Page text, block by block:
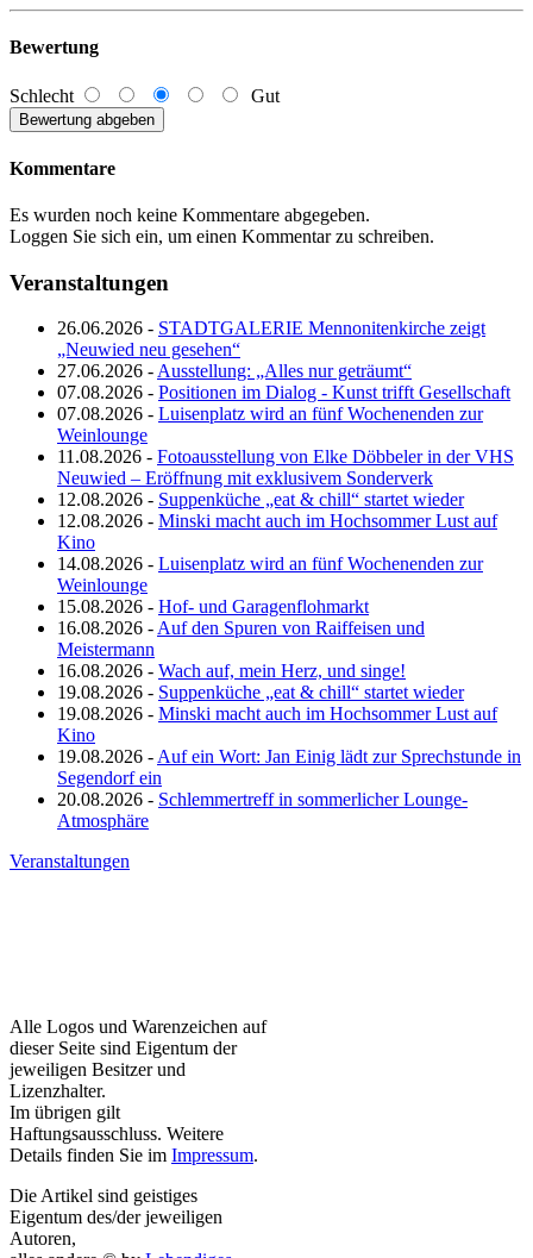
Bewertung
Schlecht Gut
Kommentare
Es wurden noch keine Kommentare abgegeben.
Loggen Sie sich ein, um einen Kommentar zu schreiben.
Veranstaltungen
26.06.2026 - STADTGALERIE Mennonitenkirche zeigt
„Neuwied neu gesehen“
27.06.2026 - Ausstellung: „Alles nur geträumt“
07.08.2026 - Positionen im Dialog - Kunst trifft Gesellschaft
07.08.2026 - Luisenplatz wird an fünf Wochenenden zur
Weinlounge
11.08.2026 - Fotoausstellung von Elke Döbbeler in der VHS
Neuwied – Eröffnung mit exklusivem Sonderverk
12.08.2026 - Suppenküche „eat & chill“ startet wieder
12.08.2026 - Minski macht auch im Hochsommer Lust auf
Kino
14.08.2026 - Luisenplatz wird an fünf Wochenenden zur
Weinlounge
15.08.2026 - Hof- und Garagenflohmarkt
16.08.2026 - Auf den Spuren von Raiffeisen und
Meistermann
16.08.2026 - Wach auf, mein Herz, und singe!
19.08.2026 - Suppenküche „eat & chill“ startet wieder
19.08.2026 - Minski macht auch im Hochsommer Lust auf
Kino
19.08.2026 - Auf ein Wort: Jan Einig lädt zur Sprechstunde in
Segendorf ein
20.08.2026 - Schlemmertreff in sommerlicher Lounge-
Atmosphäre
Veranstaltungen
Alle Logos und Warenzeichen auf
dieser Seite sind Eigentum der
jeweiligen Besitzer und
Lizenzhalter.
Im übrigen gilt
Haftungsausschluss. Weitere
Details finden Sie im Impressum.
Die Artikel sind geistiges
Eigentum des/der jeweiligen
Autoren,